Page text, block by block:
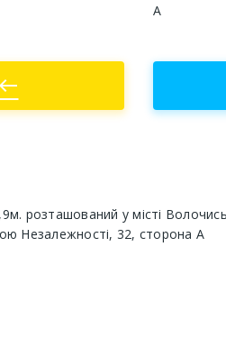
А
west
розташований у місті
Незалежності, 32, сторона А